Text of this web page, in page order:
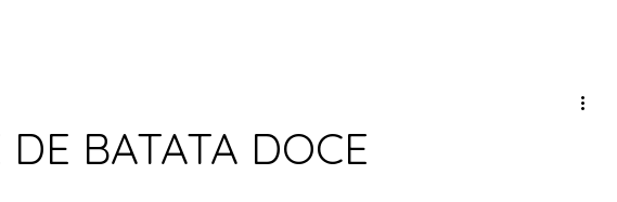
DE BATATA DOCE
de 5 estrelas.